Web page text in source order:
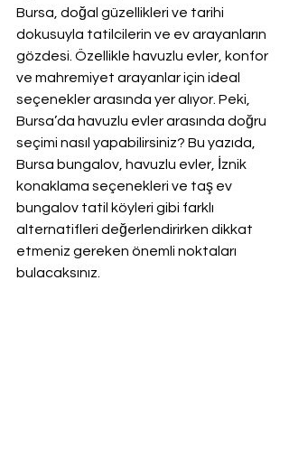
Bursa, doğal güzellikleri ve tarihi
dokusuyla tatilcilerin ve ev arayanların
gözdesi. Özellikle havuzlu evler, konfor
ve mahremiyet arayanlar için ideal
seçenekler arasında yer alıyor. Peki,
Bursa’da havuzlu evler arasında doğru
seçimi nasıl yapabilirsiniz? Bu yazıda,
Bursa bungalov, havuzlu evler, İznik
konaklama seçenekleri ve taş ev
bungalov tatil köyleri gibi farklı
alternatifleri değerlendirirken dikkat
etmeniz gereken önemli noktaları
bulacaksınız.